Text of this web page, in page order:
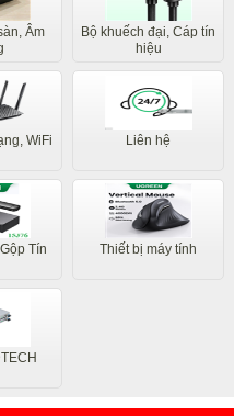
Âm
Bộ khuếch đại, Cáp tín
hiệu
WiFi Liên hệ
Tín
Thiết bị máy tính